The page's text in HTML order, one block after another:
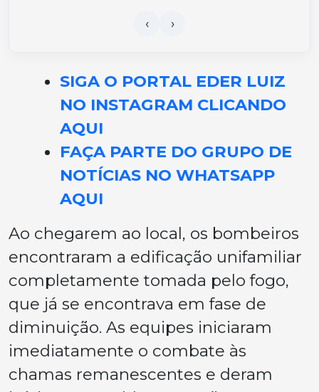
SIGA O PORTAL EDER LUIZ
NO INSTAGRAM CLICANDO
AQUI
FAÇA PARTE DO GRUPO DE
NOTÍCIAS NO WHATSAPP
AQUI
Ao chegarem ao local, os bombeiros
encontraram a edificação unifamiliar
completamente tomada pelo fogo,
que já se encontrava em fase de
diminuição. As equipes iniciaram
imediatamente o combate às
chamas remanescentes e deram